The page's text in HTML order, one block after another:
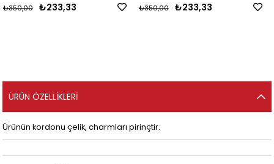
₺233,33
₺350,00 ₺233,33
₺350,00
ÜRÜN ÖZELLIKLERI
Ürünün kordonu çelik, charmları pirinçtir.